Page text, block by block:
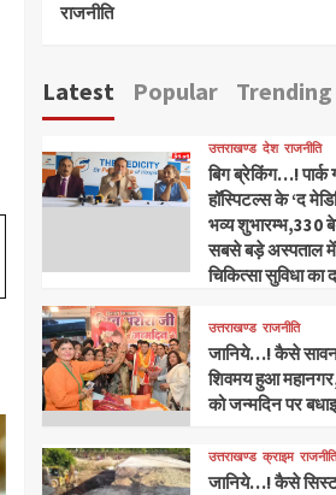
राजनीति
Latest Popular Trending
उत्तराखण्ड देश राजनीति
बिग ब्रेकिंग…!
हॉस्पिटल्स के ‘द
भव्य शुभारम्भ,330
सबसे बड़े अस्पताल
चिकित्सा सुविधा का
उत्तराखण्ड राजनीति
जानिये…! कैसे
शिवमय हुआ
को जन्मदिन पर
उत्तराखण्ड क्राइम राजनीति
जानिये…! कैसे